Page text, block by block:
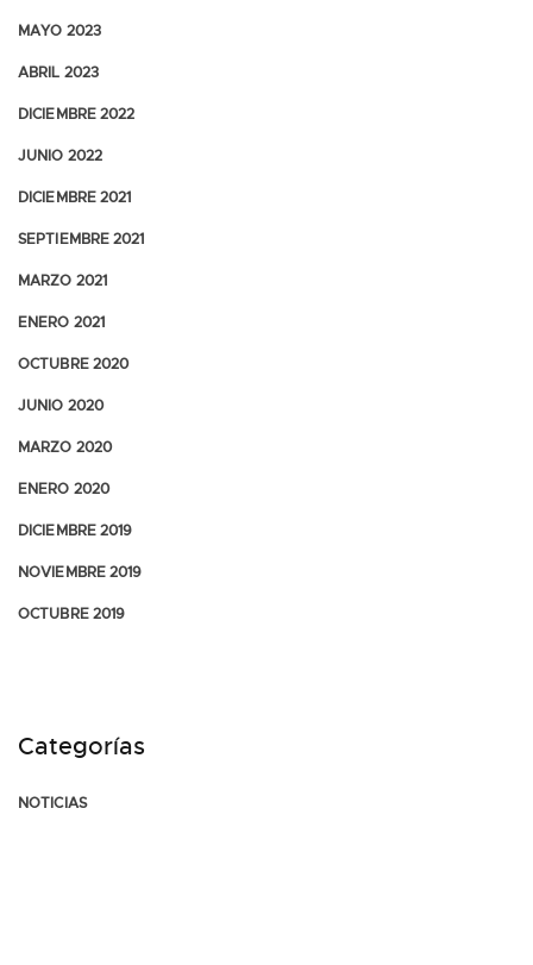
MAYO 2023
ABRIL 2023
DICIEMBRE 2022
JUNIO 2022
DICIEMBRE 2021
SEPTIEMBRE 2021
MARZO 2021
ENERO 2021
OCTUBRE 2020
JUNIO 2020
MARZO 2020
ENERO 2020
DICIEMBRE 2019
NOVIEMBRE 2019
OCTUBRE 2019
Categorías
NOTICIAS